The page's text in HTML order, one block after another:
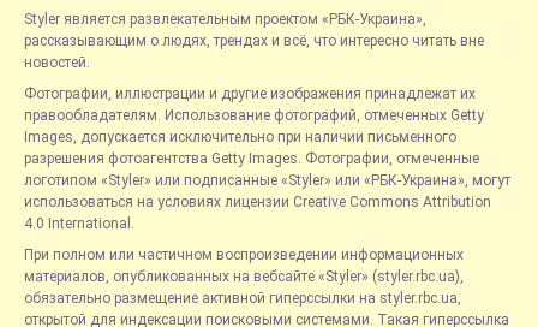
Styler является развлекательным проектом «РБК-Украина»,
рассказывающим о людях, трендах и всё, что интересно читать вне
новостей.
Фотографии, иллюстрации и другие изображения принадлежат их
правообладателям. Использование фотографий, отмеченных Getty
Images, допускается исключительно при наличии письменного
разрешения фотоагентства Getty Images. Фотографии, отмеченные
логотипом «Styler» или подписанные «Styler» или «РБК-Украина», могут
использоваться на условиях лицензии Creative Commons Attribution
4.0 International.
При полном или частичном воспроизведении информационных
материалов, опубликованных на вебсайте «Styler» (styler.rbc.ua),
обязательно размещение активной гиперссылки на styler.rbc.ua,
открытой для индексации поисковыми системами. Такая гиперссылка